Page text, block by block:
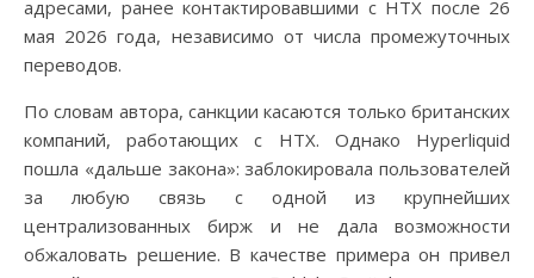
адресами, ранее контактировавшими с HTX после 26
мая 2026 года, независимо от числа промежуточных
переводов.
По словам автора, санкции касаются только британских
компаний, работающих с HTX. Однако Hyperliquid
пошла «дальше закона»: заблокировала пользователей
за любую связь с одной из крупнейших
централизованных бирж и не дала возможности
обжаловать решение. В качестве примера он привел